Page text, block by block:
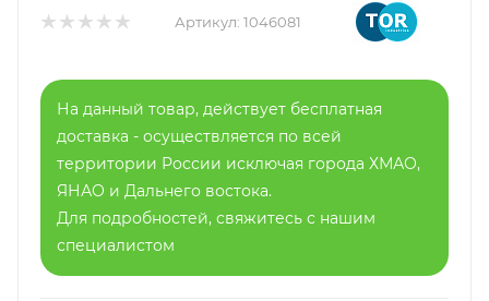
Артикул: 1046081
На данный товар, действует бесплатная
доставка - осуществляется по всей
территории России исключая города ХМАО,
ЯНАО и Дальнего востока.
Для подробностей, свяжитесь с нашим
специалистом